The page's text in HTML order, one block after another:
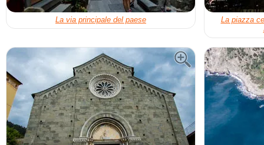
La via principale del paese
La piazza